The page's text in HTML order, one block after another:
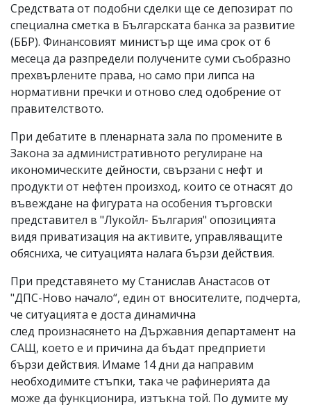
Средствата от подобни сделки ще се депозират по
специална сметка в Българската банка за развитие
(ББР). Финансовият министър ще има срок от 6
месеца да разпредели получените суми съобразно
прехвърлените права, но само при липса на
нормативни пречки и отново след одобрение от
правителството.
При дебатите в пленарната зала по промените в
Закона за административното регулиране на
икономическите дейности, свързани с нефт и
продукти от нефтен произход, които се отнасят до
въвеждане на фигурата на особения търговски
представител в "Лукойл- България" опозицията
видя приватизация на активите, управляващите
обясниха, че ситуацията налага бързи действия.
При представянето му Станислав Анастасов от
"ДПС-Ново начало“, един от вносителите, подчерта,
че ситуацията е доста динамична
след произнасянето на Държавния департамент на
САЩ, което е и причина да бъдат предприети
бързи действия. Имаме 14 дни да направим
необходимите стъпки, така че рафинерията да
може да функционира, изтъкна той. По думите му